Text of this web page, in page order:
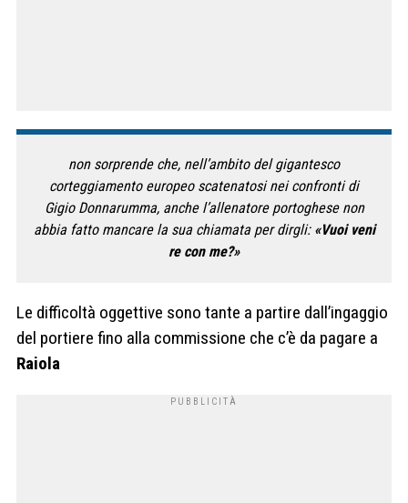
non sorprende che, nell’ambito del gigantesco
corteggiamento europeo scatenatosi nei confronti di
Gigio Donnarumma, anche l’allenatore portoghese non
abbia fatto mancare la sua chiamata per dirgli: «Vuoi veni
re con me?»
Le difficoltà oggettive sono tante a partire dall’ingaggio
del portiere fino alla commissione che c’è da pagare a
Raiola